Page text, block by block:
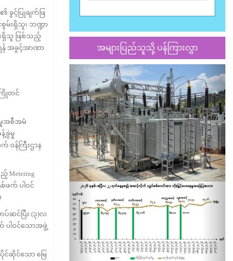
ခွင့်ပြုချက်ဖြ
မ်းရှိသူ၊ ဘဏ္ဍာ
းရှိသူ ဖြစ်သည့်
န် အခွင့်အာဏာ
ကြိုတင်
မှုအစီအမံ
န့်ခွဲမှု
က် ဝန်ကြီးဌာန
ဖက် ပါဝင်
ဆင်ပြီး (၃)လ
ပါဝင်သောအဖွဲ့
င်ဆိုင်သော မြေ
အများပြည်သူသို့ ပန်ကြားလွှာ
Previous Next